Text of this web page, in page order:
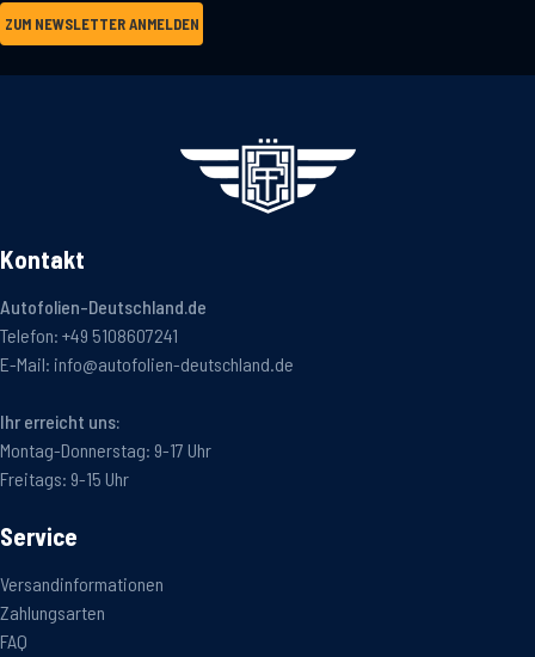
ZUM NEWSLETTER ANMELDEN
Kontakt
Autofolien-Deutschland.de
Telefon: +49 5108607241
E-Mail: info@autofolien-deutschland.de
Ihr erreicht uns:
Montag-Donnerstag: 9-17 Uhr
Freitags: 9-15 Uhr
Service
Versandinformationen
Zahlungsarten
FAQ